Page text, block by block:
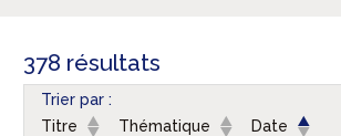
378 résultats
Trier par :
Titre
Thématique Date